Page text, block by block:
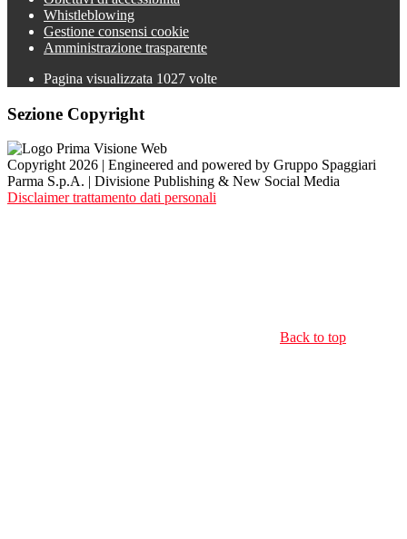
Whistleblowing
Gestione consensi cookie
Amministrazione trasparente
Pagina visualizzata 1027 volte
Sezione Copyright
Copyright 2026 | Engineered and powered by Gruppo Spaggiari
Parma S.p.A. | Divisione Publishing & New Social Media
Disclaimer trattamento dati personali
Back to top